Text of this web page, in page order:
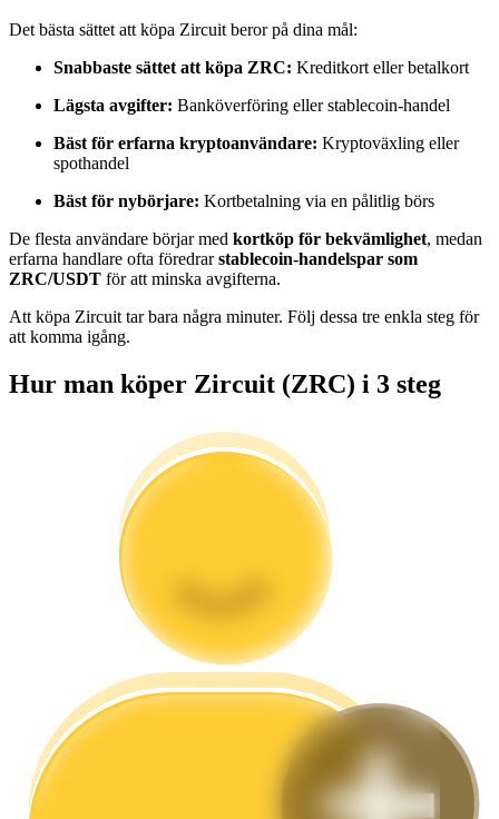
Bli en Copy Trader
Njut av vinstdelning och kopieringshandelsprovisioner
Big data-analys inklusive handelsinformation, etc.
Guide
Futures startguide
Det bästa sättet att köpa Zircuit beror på dina mål:
Snabbaste sättet att köpa ZRC: Kreditkort eller betalkort
Lägsta avgifter: Banköverföring eller stablecoin-handel
Bäst för erfarna kryptoanvändare: Kryptoväxling eller
spothandel
Bäst för nybörjare: Kortbetalning via en pålitlig börs
De flesta användare börjar med kortköp för bekvämlighet, medan
erfarna handlare ofta föredrarstablecoin-handelspar som
ZRC/USDT för att minska avgifterna.
Att köpa Zircuit tar bara några minuter. Följ dessa tre enkla steg för
att komma igång.
Hur man köper Zircuit (ZRC) i 3 steg